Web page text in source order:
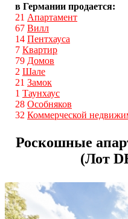
в Германии продается:
21 Апартамент
67 Вилл
14 Пентхауса
7 Квартир
79 Домов
2 Шале
21 Замок
1 Таунхаус
28 Особняков
32 Коммерческой
Роскошные
(Лот